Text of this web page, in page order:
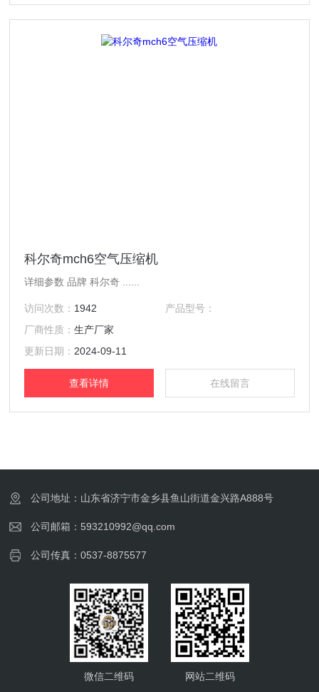
科尔奇mch6空气压缩机
访问次数： 1942
产品型号：
厂商性质：生产厂家
更新日期： 2024-09-11
查看详情 在线留言
公司地址：山东省济宁市金乡县鱼山街道金兴路A888号
公司邮箱：593210992@qq.com
公司传真：0537-8875577
微信二维码 网站二维码